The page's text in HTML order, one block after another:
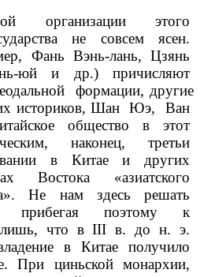
организации этого
не совсем ясен.
Фань Вэнь-лань, Цзянь
юй и др.) причисляют
формации, другие
историков, Шан Юэ, Ван
общество в этот
наконец, третьи
в Китае и других
Востока «азиатского
Не нам здесь решать
поэтому к
лишь, что в III в. до н. э.
в Китае получило
При циньской монархии,